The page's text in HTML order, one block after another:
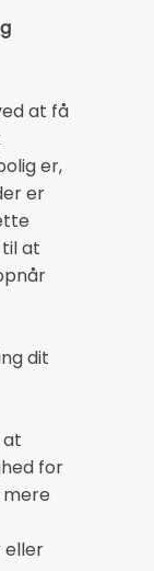
at få
er,
er
at
dit
for
eller